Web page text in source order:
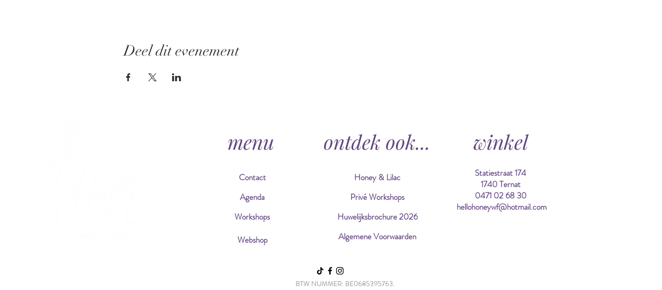
Deel dit evenement
menu
Contact
Agenda
Workshops
Webshop
ontdek ook...
Honey & Lilac
Privé Workshops
Huwelijksbrochure 2026
winkel
Statiestraat 174
1740 Ternat
0471 02 68 30
hellohoneywf@hotmail.com
Algemene Voorwaarden
BTW NUMMER: BE0685395763.